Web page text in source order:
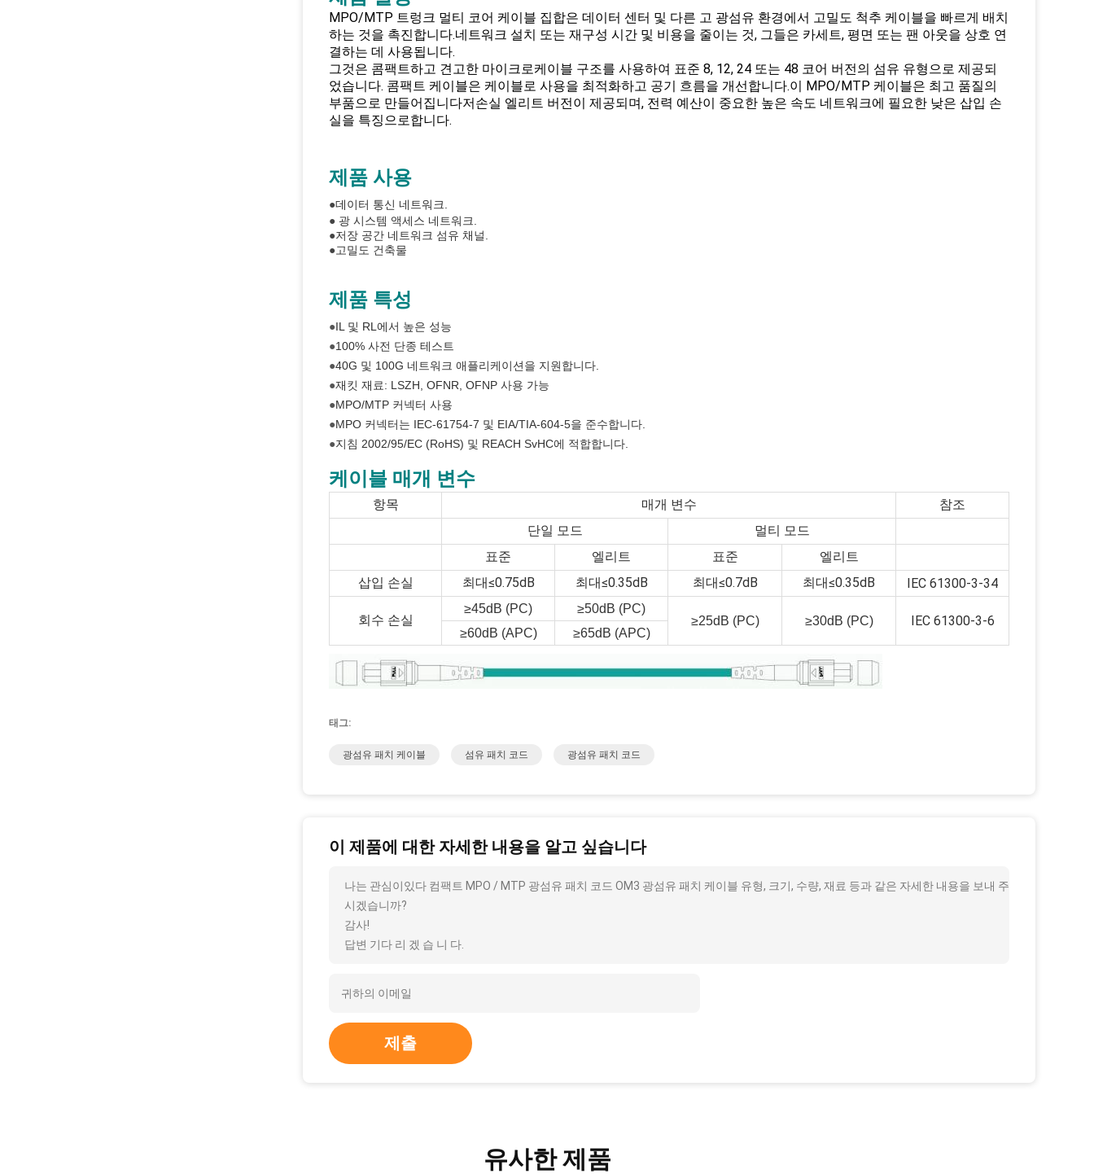
MPO/MTP 트렁크 멀티 코어 케이블 집합은 데이터 센터 및 다른 고 광섬유 환경에서 고밀도 척추 케이블을 빠르게 배치
하는 것을 촉진합니다.네트워크 설치 또는 재구성 시간 및 비용을 줄이는 것, 그들은 카세트, 평면 또는 팬 아웃을 상호 연
결하는 데 사용됩니다.
그것은 콤팩트하고 견고한 마이크로케이블 구조를 사용하여 표준 8, 12, 24 또는 48 코어 버전의 섬유 유형으로 제공되
었습니다. 콤팩트 케이블은 케이블로 사용을 최적화하고 공기 흐름을 개선합니다.이 MPO/MTP 케이블은 최고 품질의
부품으로 만들어집니다저손실 엘리트 버전이 제공되며, 전력 예산이 중요한 높은 속도 네트워크에 필요한 낮은 삽입 손
실을 특징으로합니다.
제품 사용
●데이터 통신 네트워크
● 광 시스템 액세스 네트워크
●저장 공간 네트워크 섬유 채널.
●고밀도 건축물
제품 특성
●IL 및 RL에서 높은 성능
●100% 사전 단종 테스트
●40G 및 100G 네트워크 애플리케이션을 지원합니다.
●재킷 재료: LSZH, OFNR, OFNP 사용 가능
●MPO/MTP 커넥터 사용
●MPO 커넥터는 IEC-61754-7 및 EIA/TIA-604-5을 준수합니다.
●지침 2002/95/EC (RoHS) 및 REACH SvHC에 적합합니다.
케이블 매개 변수
항목 매개 변수
참조
단일 모드
멀티 모드
표준
엘리트 표준
엘리트
삽입 손실
최대≤0.75dB 최대≤0.35dB 최대≤0.7dB 최대≤0.35dB IEC 61300-3-34
회수 손실
≥45dB (PC)
≥50dB (PC)
≥25dB (PC)
≥30dB (PC) IEC 61300-3-6
≥60dB (APC) ≥65dB (APC)
태그:
광섬유 패치 케이블 섬유 패치 코드 광섬유 패치 코드
이 제품에 대한 자세한 내용을 알고 싶습니다
나는 관심이있다 컴팩트 MPO / MTP 광섬유 패치 코드 OM3 광섬유 패치 케이블 유형, 크기, 수량, 재료 등과 같은 자세한 내용을 보내 주
시겠습니까?
감사!
답변 기다 리 겠 습 니 다.
제출
유사한 제품